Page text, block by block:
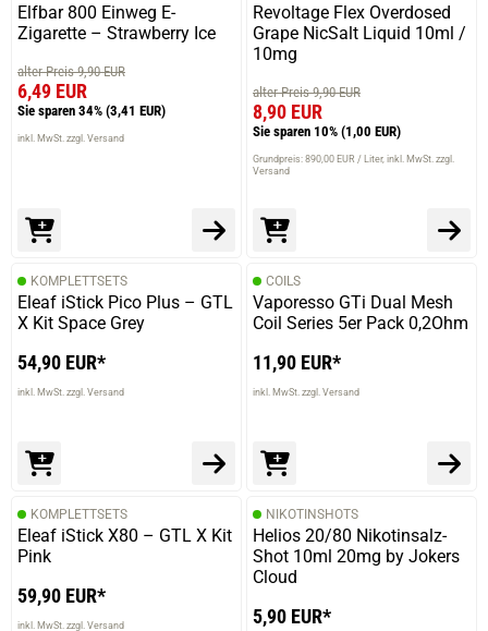
Elfbar 800 Einweg E-
Zigarette – Strawberry Ice
alter Preis 9,90 EUR
6,49 EUR
Sie sparen 34% (3,41 EUR)
inkl. MwSt. zzgl. Versand
Revoltage Flex Overdosed
Grape NicSalt Liquid 10ml /
10mg
alter Preis 9,90 EUR
8,90 EUR
Sie sparen 10% (1,00 EUR)
Grundpreis: 890,00 EUR / Liter inkl. MwSt. zzgl.
Versand
KOMPLETTSETS
Eleaf iStick Pico Plus – GTL
X Kit Space Grey
54,90 EUR*
inkl. MwSt. zzgl. Versand
COILS
Vaporesso GTi Dual Mesh
Coil Series 5er Pack 0,2Ohm
11,90 EUR*
inkl. MwSt. zzgl. Versand
KOMPLETTSETS
Eleaf iStick X80 – GTL X Kit
Pink
59,90 EUR*
inkl. MwSt. zzgl. Versand
NIKOTINSHOTS
Helios 20/80 Nikotinsalz-
Shot 10ml 20mg by Jokers
Cloud
5,90 EUR*